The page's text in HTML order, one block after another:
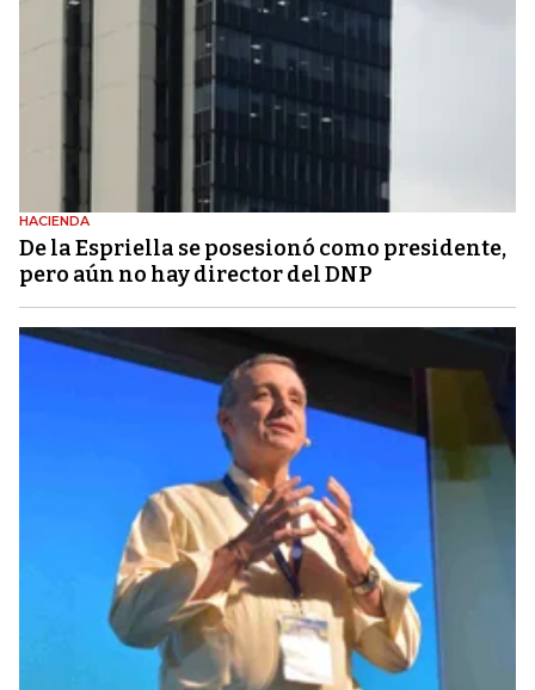
HACIENDA
De la Espriella se posesionó como presidente,
pero aún no hay director del DNP